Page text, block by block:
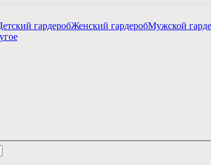
гардеробЖенский гардеробМужской